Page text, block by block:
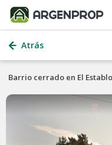
Atrás
Barrio cerrado en El